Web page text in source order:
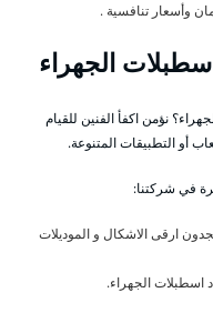
وأسعار تنافسية .
الجهراء
نؤمن اكفأ الفنين للقيام
أو التطبيقات المتنوعة.
في شركتنا:
ارقى الاشكال و الموديلات
اسطبلات الجهراء.